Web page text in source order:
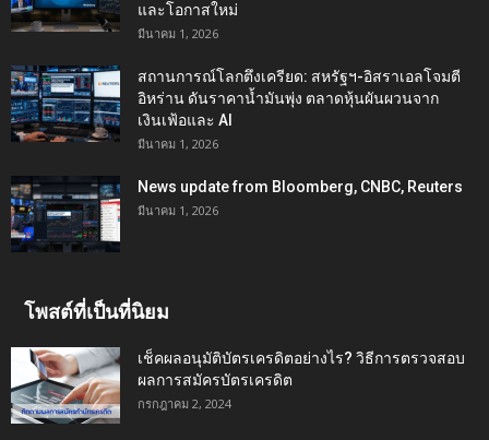
และโอกาสใหม่
มีนาคม 1, 2026
สถานการณ์โลกตึงเครียด: สหรัฐฯ-อิสราเอลโจมตี
อิหร่าน ดันราคาน้ำมันพุ่ง ตลาดหุ้นผันผวนจาก
เงินเฟ้อและ AI
มีนาคม 1, 2026
News update from Bloomberg, CNBC, Reuters
มีนาคม 1, 2026
โพสต์ที่เป็นที่นิยม
เช็คผลอนุมัติบัตรเครดิตอย่างไร? วิธีการตรวจสอบ
ผลการสมัครบัตรเครดิต
กรกฎาคม 2, 2024